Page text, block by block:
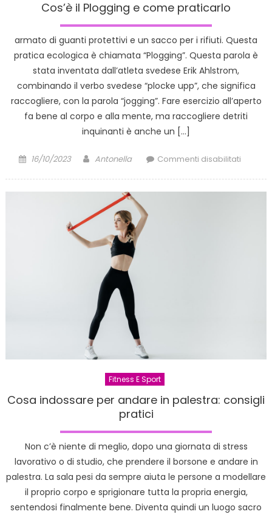
Cos’è il Plogging e come praticarlo
armato di guanti protettivi e un sacco per i rifiuti. Questa
pratica ecologica è chiamata “Plogging”. Questa parola è
stata inventata dall’atleta svedese Erik Ahlstrom,
combinando il verbo svedese “plocke upp”, che significa
raccogliere, con la parola “jogging”. Fare esercizio all’aperto
fa bene al corpo e alla mente, ma raccogliere detriti
inquinanti è anche un […]
Posted
16/10/2023 Author
Antonella Commenti disabilitati
Fitness E Sport
Cosa indossare per andare in palestra: consigli
pratici
Non c’è niente di meglio, dopo una giornata di stress
lavorativo o di studio, che prendere il borsone e andare in
palestra. La sala pesi da sempre aiuta le persone a modellare
il proprio corpo e sprigionare tutta la propria energia,
sentendosi finalmente bene. Diventa quindi un luogo sacro